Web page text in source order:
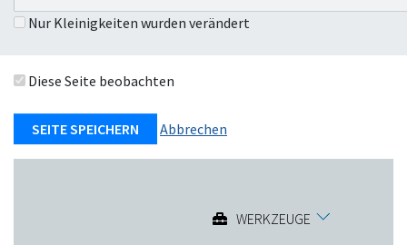
Nur Kleinigkeiten wurden verändert
Diese Seite beobachten
Abbrechen
WERKZEUGE